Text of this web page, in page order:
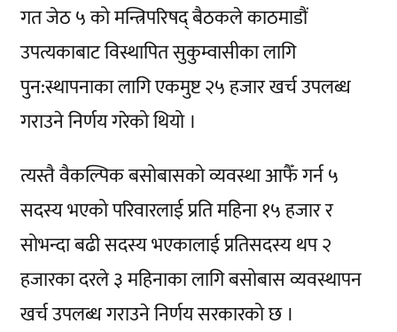
गत जेठ ५ को मन्त्रिपरिषद् बैठकले काठमाडौं
उपत्यकाबाट विस्थापित सुकुम्वासीका लागि
पुन:स्थापनाका लागि एकमुष्ट २५ हजार खर्च उपलब्ध
गराउने निर्णय गरेको थियो ।
त्यस्तै वैकल्पिक बसोबासको व्यवस्था आफैँ गर्न ५
सदस्य भएको परिवारलाई प्रति महिना १५ हजार र
सोभन्दा बढी सदस्य भएकालाई प्रतिसदस्य थप २
हजारका दरले ३ महिनाका लागि बसोबास व्यवस्थापन
खर्च उपलब्ध गराउने निर्णय सरकारको छ ।